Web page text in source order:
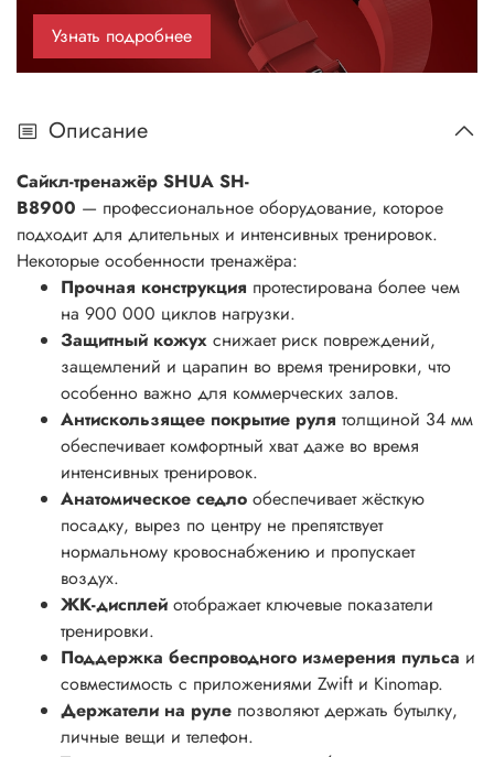
Узнать подробнее
Описание
Сайкл-тренажёр SHUA SH-
B8900 — профессиональное оборудование, которое
подходит для длительных и интенсивных тренировок.
Некоторые особенности тренажёра:
Прочная конструкция протестирована более чем
на 900 000 циклов нагрузки.
Защитный кожух снижает риск повреждений,
защемлений и царапин во время тренировки, что
особенно важно для коммерческих залов.
Антискользящее покрытие руля толщиной 34 мм
обеспечивает комфортный хват даже во время
интенсивных тренировок.
Анатомическое седло обеспечивает жёсткую
посадку, вырез по центру не препятствует
нормальному кровоснабжению и пропускает
воздух.
ЖК-дисплей отображает ключевые показатели
тренировки.
Поддержка беспроводного измерения пульса и
совместимость с приложениями Zwift и Kinomap.
Держатели на руле позволяют держать бутылку,
личные вещи и телефон.